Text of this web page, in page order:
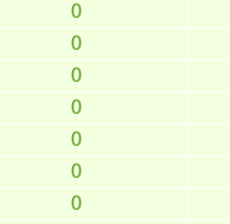
0
0
0
0
0
0
0